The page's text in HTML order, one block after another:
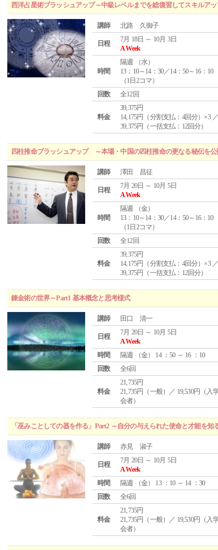
西洋占星術ブラッシュアップ～中級レベルまでを総復習してスキルア
講師 北路 久御子
日程
7月 18日 ～ 10月 3日
A Week
時間
隔週 （水）
13：10～14：30／14：50～16：10
（1日2コマ）
回数
全12回
料金
39,375円
14,175円（分割支払：4回分）×3
39,375円（一括支払：12回分）
四柱推命ブラッシュアップ ～本場・中国の四柱推命の更なる秘伝を
講師 澤田 昌征
日程
7月 20日 ～ 10月 5日
A Week
時間
隔週 （金）
13：10～14：30／14：50～16：10
（1日2コマ）
回数
全12回
料金
39,375円
14,175円（分割支払：4回分）×3
39,375円（一括支払：12回分）
錬金術の世界～Part1 基本概念と思考様式
講師 田口 清一
日程
7月 20日 ～ 10月 5日
A Week
時間
隔週 （金） 14 ：50 ～ 16 ：10
回数
全6回
料金
21,735円
21,735円（一般）／ 19,530円（入
会者）
「巫みことしての器を作る」Part2 ～自分の与えられた使命と才能を知
講師 赤見 淑子
日程
7月 20日 ～ 10月 5日
A Week
時間
隔週 （金） 13 ：10 ～ 14 ：30
回数
全6回
料金
21,735円
21,735円（一般）／ 19,530円（入
会者）